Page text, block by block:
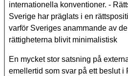
internationella konventioner. -
Sverige har präglats i en
varför Sveriges anammande av
rättigheterna blivit minimalistisk
En mycket stor satsning på
emellertid som svar på ett beslut i